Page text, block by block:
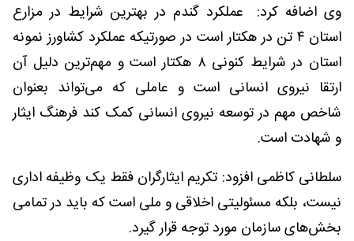
وی اضافه کرد: عملکرد گندم در بهترین شرایط در مزارع
استان ۴ تن در هکتار است در صورتیکه عملکرد کشاورز نمونه
استان در شرایط کنونی ۸ هکتار است و مهم‌ترین دلیل آن
ارتقا نیروی انسانی است و عاملی که می‌تواند بعنوان
شاخص مهم در توسعه نیروی انسانی کمک کند فرهنگ ایثار
و شهادت است.
سلطانی کاظمی افزود: تکریم ایثارگران فقط یک وظیفه اداری
نیست، بلکه مسئولیتی اخلاقی و ملی است که باید در تمامی
بخش‌های سازمان مورد توجه قرار گیرد.